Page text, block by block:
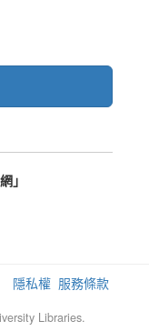
」
隱私權 服務條款
Libraries.